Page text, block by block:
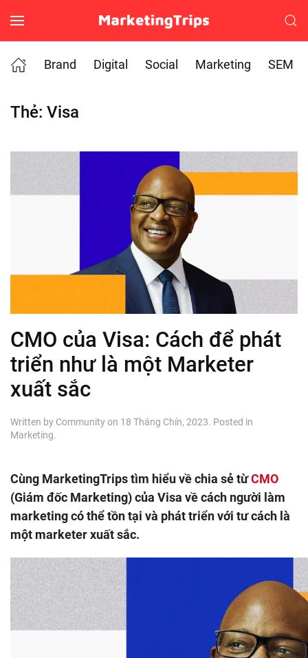
Skip to main content
Brand
Digital Social Marketing SEM
Thẻ: Visa
CMO của Visa: Cách để phát
triển như là một Marketer
xuất sắc
Written by Communityon 18 Tháng Chín, 2023. Posted in
Marketing.
Cùng MarketingTrips tìm hiểu về chia sẻ từCMO
(Giám đốc Marketing) của Visa về cách người làm
marketing có thể tồn tại và phát triển với tư cách là
một marketer xuất sắc.